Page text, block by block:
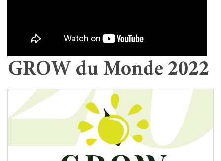
GROW du Monde 2022